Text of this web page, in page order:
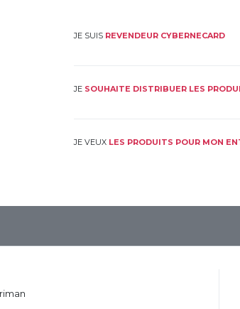
JE SUIS REVENDEUR CYBERNECARD
JE SOUHAITE DISTRIBUER LES
JE VEUX LES PRODUITS POUR MON